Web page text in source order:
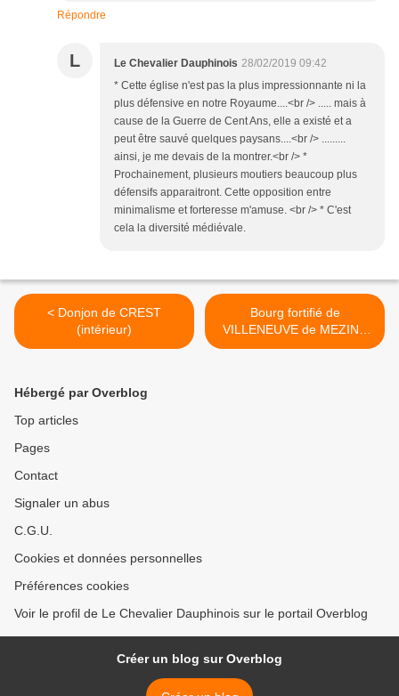
Répondre
L Le Chevalier Dauphinois 28/02/2019 09:42
* Cette église n'est pas la plus impressionnante ni la
plus défensive en notre Royaume....<br /> ..... mais à
cause de la Guerre de Cent Ans, elle a existé et a
peut être sauvé quelques paysans....<br /> .........
ainsi, je me devais de la montrer.<br /> *
Prochainement, plusieurs moutiers beaucoup plus
défensifs apparaitront. Cette opposition entre
minimalisme et forteresse m'amuse. <br /> * C'est
cela la diversité médiévale.
< Donjon de CREST
(intérieur)
Bourg fortifié de
VILLENEUVE de MEZIN -
Lannes >
Hébergé par Overblog
Top articles
Pages
Contact
Signaler un abus
C.G.U.
Cookies et données personnelles
Préférences cookies
Voir le profil de Le Chevalier Dauphinois sur le portail Overblog
Créer un blog sur Overblog